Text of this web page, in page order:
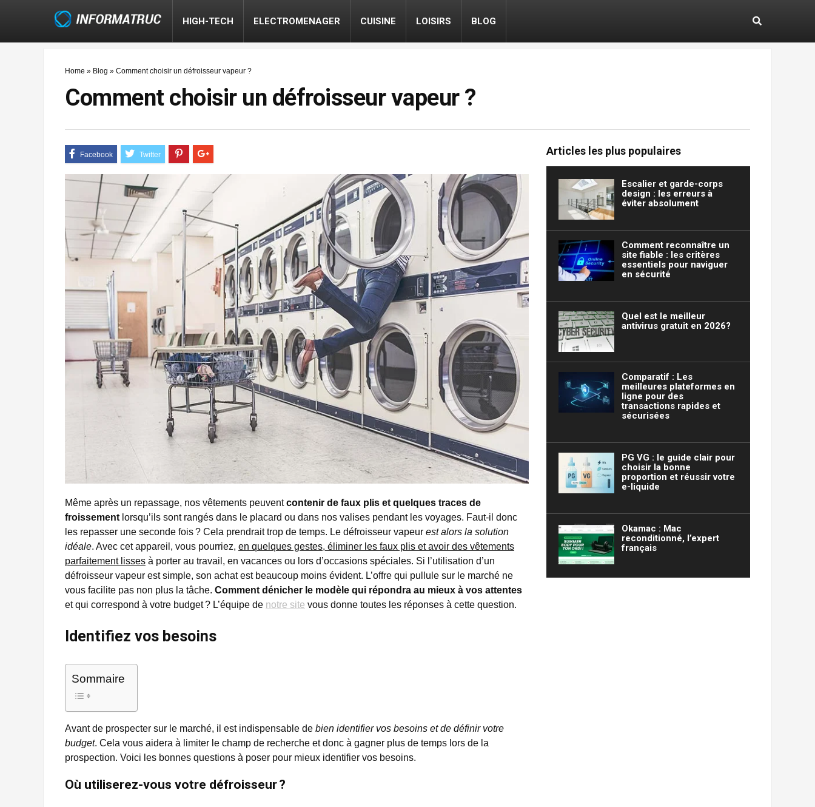
HIGH-TECH ELECTROMENAGER CUISINE LOISIRS BLOG
Home » Blog » Comment choisir un défroisseur vapeur ?
Comment choisir un défroisseur vapeur ?
Même après un repassage, nos vêtements peuventcontenir de faux plis et quelques traces de
froissement lorsqu’ils sont rangés dans le placard ou dans nos valises pendant les voyages. Faut-il donc
les repasser une seconde fois ? Cela prendrait trop de temps. Le défroisseur vapeur est alors la solution
idéale. Avec cet appareil, vous pourriez, en quelques gestes, éliminer les faux plis et avoir des vêtements
parfaitement lisses à porter au travail, en vacances ou lors d’occasions spéciales. Si l’utilisation d’un
défroisseur vapeur est simple, son achat est beaucoup moins évident. L’offre qui pullule sur le marché ne
vous facilite pas non plus la tâche. Comment dénicher le modèle qui répondra au mieux à vos attentes
et qui correspond à votre budget ? L’équipe de notre site vous donne toutes les réponses à cette question.
Identifiez vos besoins
Sommaire
Avant de prospecter sur le marché, il est indispensable de bien identifier vos besoins et de définir votre
budget. Cela vous aidera à limiter le champ de recherche et donc à gagner plus de temps lors de la
prospection. Voici les bonnes questions à poser pour mieux identifier vos besoins.
Où utiliserez-vous votre défroisseur ?
Articles les plus populaires
Escalier et garde-corps
design : les erreurs à
éviter absolument
Comment reconnaître un
site fiable : les critères
essentiels pour naviguer
en sécurité
Quel est le meilleur
antivirus gratuit en 2026?
Comparatif : Les
meilleures plateformes en
ligne pour des
transactions rapides et
sécurisées
PG VG : le guide clair pour
choisir la bonne
proportion et réussir votre
e-liquide
Okamac : Mac
reconditionné, l’expert
français